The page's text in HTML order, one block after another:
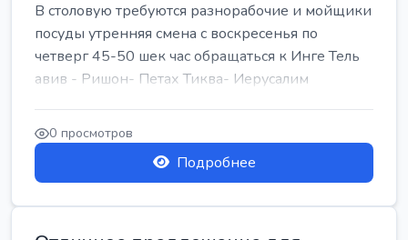
В столовую требуются разнорабочие и мойщики
посуды утренняя смена с воскресенья по
четверг 45-50 шек час обращаться к Инге Тель
авив - Ришон- Петах Тиква- Иерусалим
0 просмотров
Подробнее